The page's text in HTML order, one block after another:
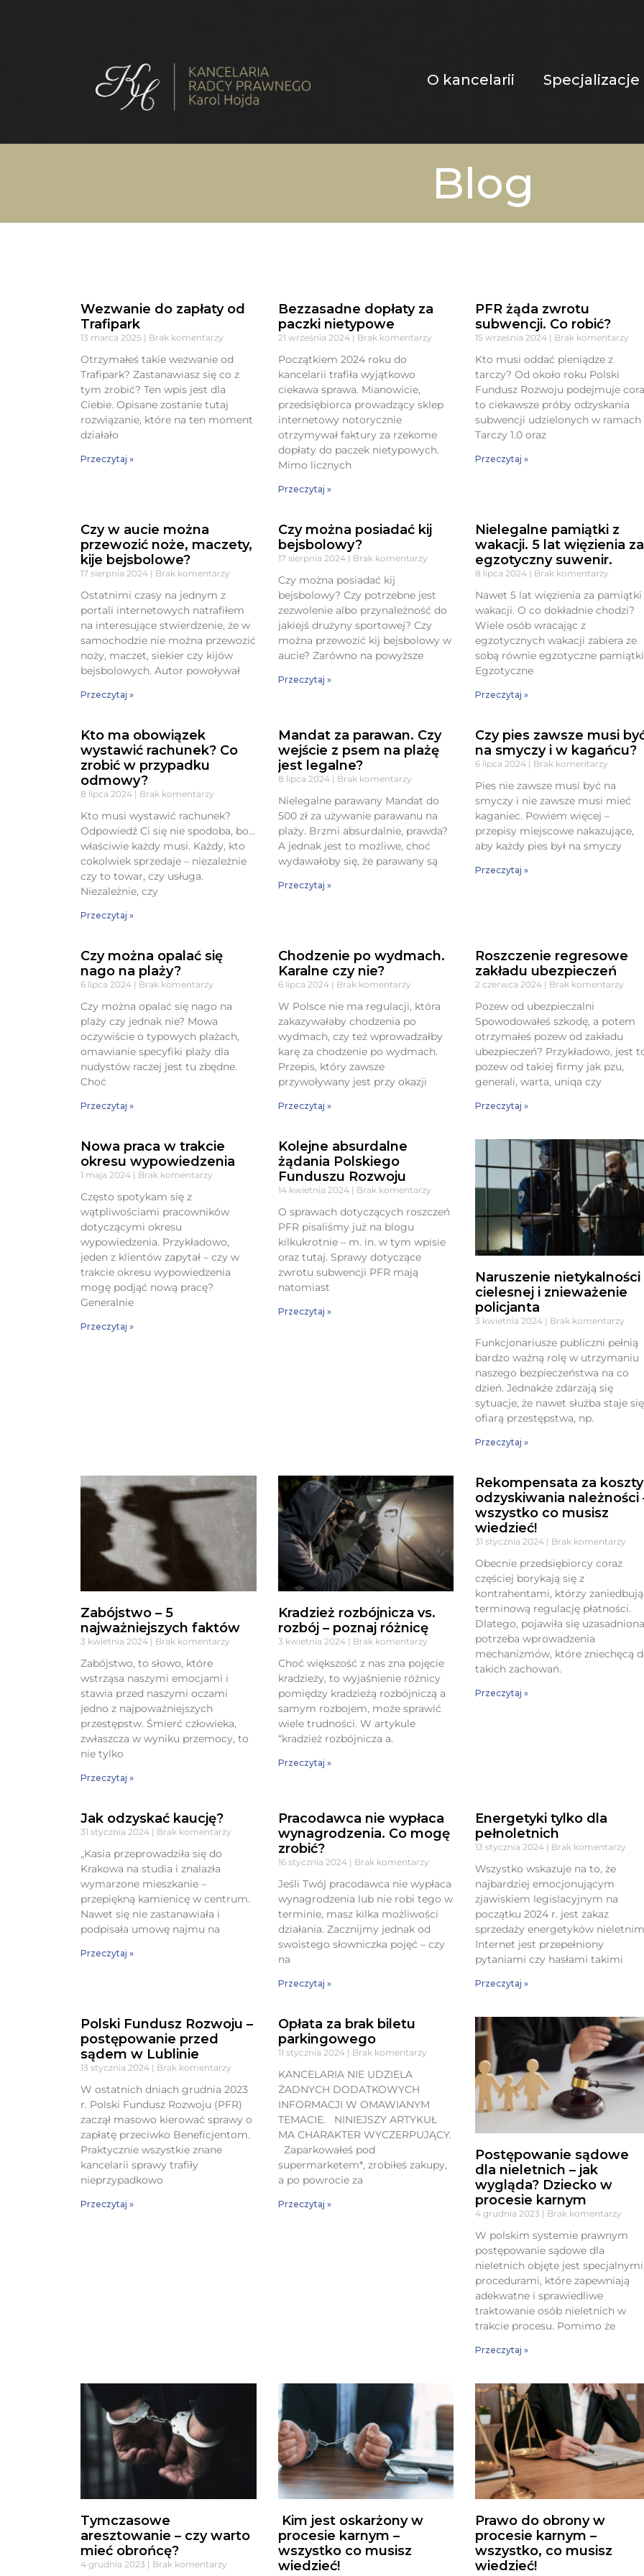
O kancelarii Specjalizacje
Blog
Wezwanie do zapłaty od
Trafipark
13 marca 2025 Brak komentarzy
Otrzymałeś takie wezwanie od
Trafipark? Zastanawiasz się co z
tym zrobić? Ten wpis jest dla
Ciebie. Opisane zostanie tutaj
rozwiązanie, które na ten moment
działało
Przeczytaj »
Bezzasadne dopłaty za
paczki nietypowe
21 września 2024 Brak komentarzy
Początkiem 2024 roku do
kancelarii trafiła wyjątkowo
ciekawa sprawa. Mianowicie,
przedsiębiorca prowadzący sklep
internetowy notorycznie
otrzymywał faktury za rzekome
dopłaty do paczek nietypowych.
Mimo licznych
Przeczytaj »
PFR żąda zwrotu
subwencji. Co robić?
15 września 2024 Brak komentarzy
Kto musi oddać pieniądze z
tarczy? Od około roku Polski
Fundusz Rozwoju podejmuje
to ciekawsze próby odzyskania
subwencji udzielonych w ramach
Tarczy 1.0 oraz
Przeczytaj »
Czy w aucie można
przewozić noże, maczety,
kije bejsbolowe?
17 sierpnia 2024 Brak komentarzy
Ostatnimi czasy na jednym z
portali internetowych natrafiłem
na interesujące stwierdzenie, że w
samochodzie nie można przewozić
noży, maczet, siekier czy kijów
bejsbolowych. Autor powoływał
Przeczytaj »
Czy można posiadać kij
bejsbolowy?
17 sierpnia 2024 Brak komentarzy
Czy można posiadać kij
bejsbolowy? Czy potrzebne jest
zezwolenie albo przynależność do
jakiejś drużyny sportowej? Czy
można przewozić kij bejsbolowy w
aucie? Zarówno na powyższe
Przeczytaj »
Nielegalne pamiątki z
wakacji. 5 lat więzienia za
egzotyczny suwenir.
8 lipca 2024 Brak komentarzy
Nawet 5 lat więzienia za pamiątki
wakacji. O co dokładnie chodzi?
Wiele osób wracając z
egzotycznych wakacji zabiera ze
sobą równie egzotyczne
Egzotyczne
Przeczytaj »
Kto ma obowiązek
wystawić rachunek? Co
zrobić w przypadku
odmowy?
8 lipca 2024 Brak komentarzy
Kto musi wystawić rachunek?
Odpowiedź Ci się nie spodoba, bo…
właściwie każdy musi. Każdy, kto
cokolwiek sprzedaje – niezależnie
czy to towar, czy usługa.
Niezależnie, czy
Przeczytaj »
Mandat za parawan. Czy
wejście z psem na plażę
jest legalne?
8 lipca 2024 Brak komentarzy
Nielegalne parawany Mandat do
500 zł za używanie parawanu na
plaży. Brzmi absurdalnie, prawda?
A jednak jest to możliwe, choć
wydawałoby się, że parawany są
Przeczytaj »
Czy pies zawsze musi
na smyczy i w kagańcu?
6 lipca 2024 Brak komentarzy
Pies nie zawsze musi być na
smyczy i nie zawsze musi mieć
kaganiec. Powiem więcej –
przepisy miejscowe nakazujące,
aby każdy pies był na smyczy
Przeczytaj »
Czy można opalać się
nago na plaży?
6 lipca 2024 Brak komentarzy
Czy można opalać się nago na
plaży czy jednak nie? Mowa
oczywiście o typowych plażach,
omawianie specyfiki plaży dla
nudystów raczej jest tu zbędne.
Choć
Przeczytaj »
Chodzenie po wydmach.
Karalne czy nie?
6 lipca 2024 Brak komentarzy
W Polsce nie ma regulacji, która
zakazywałaby chodzenia po
wydmach, czy też wprowadzałby
karę za chodzenie po wydmach.
Przepis, który zawsze
przywoływany jest przy okazji
Przeczytaj »
Roszczenie regresowe
zakładu ubezpieczeń
2 czerwca 2024 Brak komentarzy
Pozew od ubezpieczalni
Spowodowałeś szkodę, a potem
otrzymałeś pozew od zakładu
ubezpieczeń? Przykładowo, jest
pozew od takiej firmy jak pzu,
generali, warta, uniqa czy
Przeczytaj »
Nowa praca w trakcie
okresu wypowiedzenia
1 maja 2024 Brak komentarzy
Często spotykam się z
wątpliwościami pracowników
dotyczącymi okresu
wypowiedzenia. Przykładowo,
jeden z klientów zapytał – czy w
trakcie okresu wypowiedzenia
mogę podjąć nową pracę?
Generalnie
Przeczytaj »
Kolejne absurdalne
żądania Polskiego
Funduszu Rozwoju
14 kwietnia 2024 Brak komentarzy
O sprawach dotyczących roszczeń
PFR pisaliśmy już na blogu
kilkukrotnie – m. in. w tym wpisie
oraz tutaj. Sprawy dotyczące
zwrotu subwencji PFR mają
natomiast
Przeczytaj »
Naruszenie nietykalności
cielesnej i znieważenie
policjanta
3 kwietnia 2024 Brak komentarzy
Funkcjonariusze publiczni pełnią
bardzo ważną rolę w utrzymaniu
naszego bezpieczeństwa na co
dzień. Jednakże zdarzają się
sytuacje, że nawet służba staje się
ofiarą przestępstwa, np.
Przeczytaj »
Zabójstwo – 5
najważniejszych faktów
3 kwietnia 2024 Brak komentarzy
Zabójstwo, to słowo, które
wstrząsa naszymi emocjami i
stawia przed naszymi oczami
jedno z najpoważniejszych
przestępstw. Śmierć człowieka,
zwłaszcza w wyniku przemocy, to
nie tylko
Przeczytaj »
Kradzież rozbójnicza vs.
rozbój – poznaj różnicę
3 kwietnia 2024 Brak komentarzy
Choć większość z nas zna pojęcie
kradzieży, to wyjaśnienie różnicy
pomiędzy kradzieżą rozbójniczą a
samym rozbojem, może sprawić
wiele trudności. W artykule
“kradzież rozbójnicza a.
Przeczytaj »
Rekompensata za koszty
odzyskiwania należności
wszystko co musisz
wiedzieć!
31 stycznia 2024 Brak komentarzy
Obecnie przedsiębiorcy coraz
częściej borykają się z
kontrahentami, którzy zaniedbują
terminową regulację płatności.
Dlatego, pojawiła się
potrzeba wprowadzenia
mechanizmów, które zniechęcą
takich zachowań.
Przeczytaj »
Jak odzyskać kaucję?
31 stycznia 2024 Brak komentarzy
„Kasia przeprowadziła się do
Krakowa na studia i znalazła
wymarzone mieszkanie –
przepiękną kamienicę w centrum.
Nawet się nie zastanawiała i
podpisała umowę najmu na
Przeczytaj »
Pracodawca nie wypłaca
wynagrodzenia. Co mogę
zrobić?
16 stycznia 2024 Brak komentarzy
Jeśli Twój pracodawca nie wypłaca
wynagrodzenia lub nie robi tego w
terminie, masz kilka możliwości
działania. Zacznijmy jednak od
swoistego słowniczka pojęć – czy
na
Przeczytaj »
Energetyki tylko dla
pełnoletnich
13 stycznia 2024 Brak komentarzy
Wszystko wskazuje na to, że
najbardziej emocjonującym
zjawiskiem legislacyjnym na
początku 2024 r. jest zakaz
sprzedaży energetyków
Internet jest przepełniony
pytaniami czy hasłami takimi
Przeczytaj »
Polski Fundusz Rozwoju –
postępowanie przed
sądem w Lublinie
13 stycznia 2024 Brak komentarzy
W ostatnich dniach grudnia 2023
r. Polski Fundusz Rozwoju (PFR)
zaczął masowo kierować sprawy o
zapłatę przeciwko Beneficjentom.
Praktycznie wszystkie znane
kancelarii sprawy trafiły
nieprzypadkowo
Przeczytaj »
Opłata za brak biletu
parkingowego
11 stycznia 2024 Brak komentarzy
KANCELARIA NIE UDZIELA
ŻADNYCH DODATKOWYCH
INFORMACJI W OMAWIANYM
TEMACIE. NINIEJSZY ARTYKUŁ
MA CHARAKTER WYCZERPUJĄCY.
Zaparkowałeś pod
supermarketem*, zrobiłeś zakupy,
a po powrocie za
Przeczytaj »
Postępowanie sądowe
dla nieletnich – jak
wygląda? Dziecko w
procesie karnym
4 grudnia 2023 Brak komentarzy
W polskim systemie prawnym
postępowanie sądowe dla
nieletnich objęte jest specjalnymi
procedurami, które zapewniają
adekwatne i sprawiedliwe
traktowanie osób nieletnich w
trakcie procesu. Pomimo że
Przeczytaj »
Tymczasowe
aresztowanie – czy warto
mieć obrońcę?
4 grudnia 2023 Brak komentarzy
Kim jest oskarżony w
procesie karnym –
wszystko co musisz
wiedzieć!
Prawo do obrony w
procesie karnym –
wszystko, co musisz
wiedzieć!